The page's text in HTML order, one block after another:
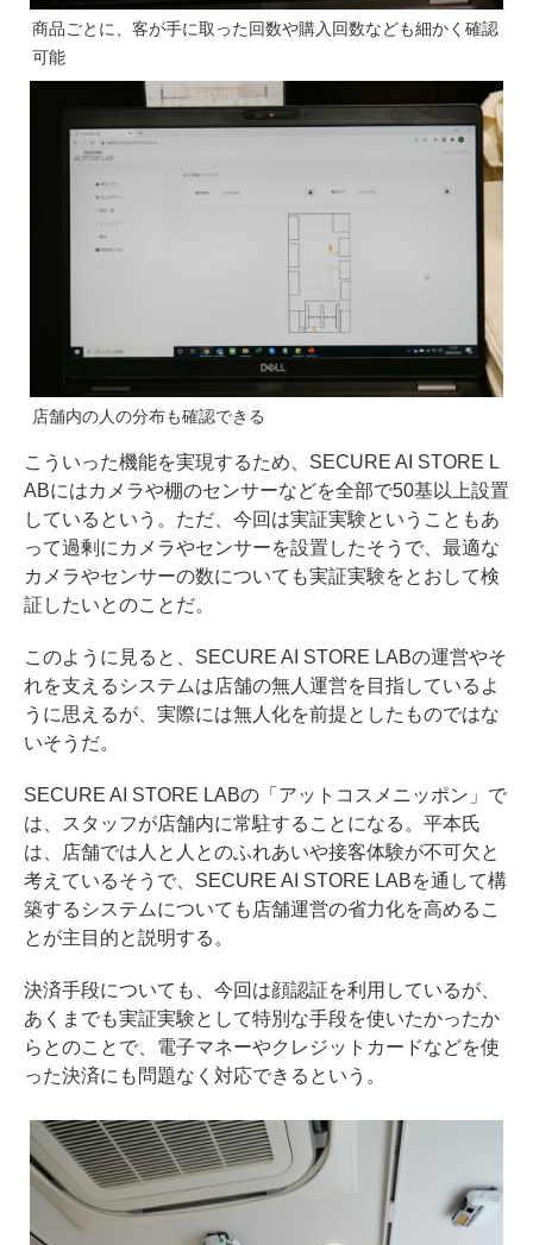
商品ごとに、客が手に取った回数や購入回数なども細かく確認
可能
店舗内の人の分布も確認できる
こういった機能を実現するため、SECURE AI STORE L
ABにはカメラや棚のセンサーなどを全部で50基以上設置
しているという。ただ、今回は実証実験ということもあ
って過剰にカメラやセンサーを設置したそうで、最適な
カメラやセンサーの数についても実証実験をとおして検
証したいとのことだ。
このように見ると、SECURE AI STORE LABの運営やそ
れを支えるシステムは店舗の無人運営を目指しているよ
うに思えるが、実際には無人化を前提としたものではな
いそうだ。
SECURE AI STORE LABの「アットコスメニッポン」で
は、スタッフが店舗内に常駐することになる。平本氏
は、店舗では人と人とのふれあいや接客体験が不可欠と
考えているそうで、SECURE AI STORE LABを通して構
築するシステムについても店舗運営の省力化を高めるこ
とが主目的と説明する。
決済手段についても、今回は顔認証を利用しているが、
あくまでも実証実験として特別な手段を使いたかったか
らとのことで、電子マネーやクレジットカードなどを使
った決済にも問題なく対応できるという。